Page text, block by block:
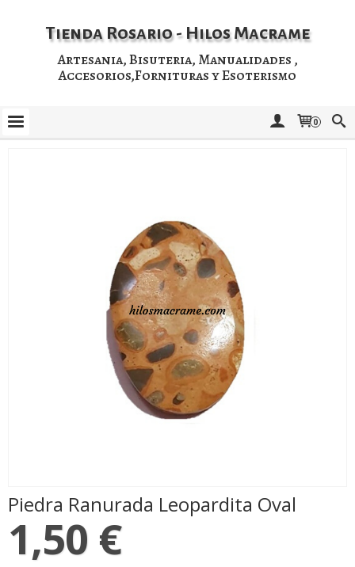
Tienda Rosario - Hilos Macrame
Artesania, Bisuteria, Manualidades ,
Accesorios,Fornituras y Esoterismo
0
Piedra Ranurada Leopardita Oval
1,50 €